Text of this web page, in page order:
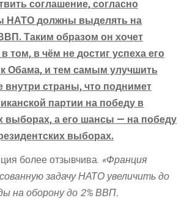
соглашение, согласно
НАТО должны выделять на
Таким образом он хочет
том, в чём не достиг успеха его
Обама, и тем самым улучшить
внутри страны, что поднимет
партии на победу в
выборах, а его шансы — на победу
выборах.
более отзывчива. «Франция
задачу НАТО увеличить до
на оборону до 2% ВВП.